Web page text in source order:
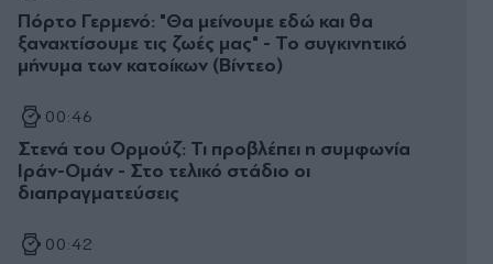
Πόρτο Γερμενό: "Θα μείνουμε εδώ και θα
ξαναχτίσουμε τις ζωές μας" - Το συγκινητικό
μήνυμα των κατοίκων (Βίντεο)
00:46
Στενά του Ορμούζ: Τι προβλέπει η συμφωνία
Ιράν-Ομάν - Στο τελικό στάδιο οι
διαπραγματεύσεις
00:42